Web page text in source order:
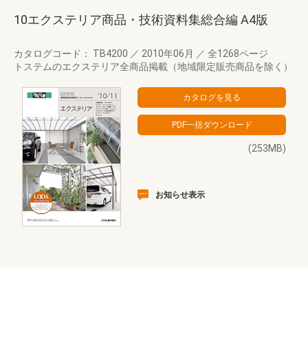
10エクステリア商品・技術資料集総合編 A4版
カタログコード： TB4200 ／ 2010年06月 ／ 全1268ページ
トステムのエクステリア全商品掲載（地域限定販売商品を除く）
(253MB)
お知らせ表示